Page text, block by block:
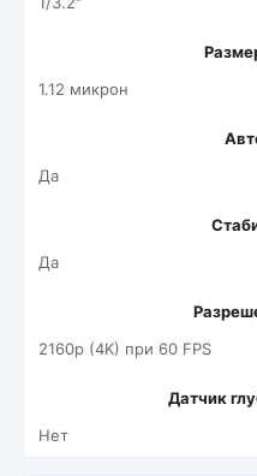
1.12 микрон
Да
Да
2160p (4K) при 60 FPS
Датчик
Нет